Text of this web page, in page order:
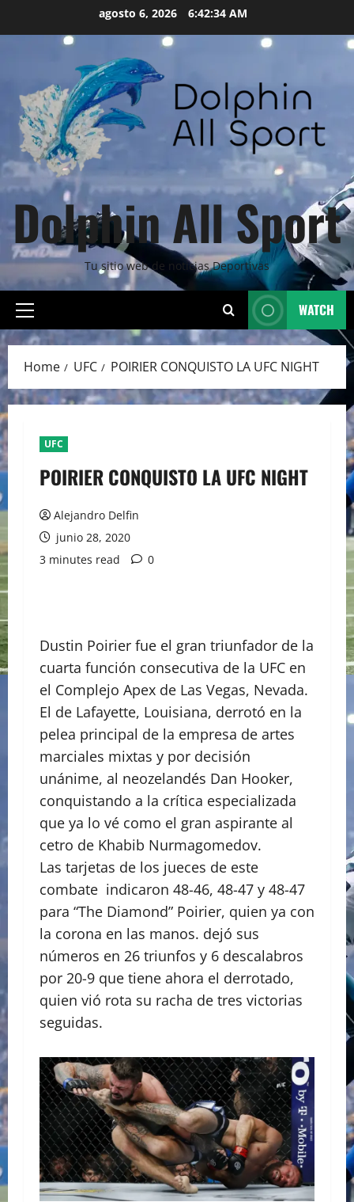
agosto 6, 2026 6:42:36 AM
Dolphin All Sport
Tu sitio web de noticias Deportivas
Primary
Menu
WATCH
Home UFC POIRIER CONQUISTO LA UFC NIGHT
UFC
POIRIER CONQUISTO LA UFC NIGHT
Alejandro Delfin
junio 28, 2020
3 minutes read
0
Dustin Poirier fue el gran triunfador de la
cuarta función consecutiva de la UFC en
el Complejo Apex de Las Vegas, Nevada.
El de Lafayette, Louisiana, derrotó en la
pelea principal de la empresa de artes
marciales mixtas y por decisión
unánime, al neozelandés Dan Hooker,
conquistando a la crítica especializada
que ya lo vé como el gran aspirante al
cetro de Khabib Nurmagomedov.
Las tarjetas de los jueces de este
combate indicaron 48-46, 48-47 y 48-47
para “The Diamond” Poirier, quien ya con
la corona en las manos. dejó sus
números en 26 triunfos y 6 descalabros
por 20-9 que tiene ahora el derrotado,
quien vió rota su racha de tres victorias
seguidas.